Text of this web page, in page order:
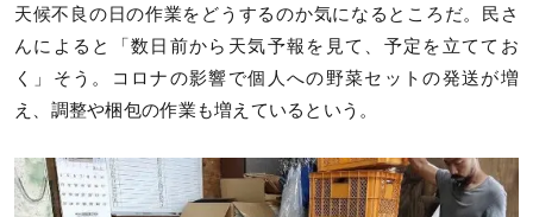
天候不良の日の作業をどうするのか気になるところだ。民さ
んによると「数日前から天気予報を見て、予定を立ててお
く」そう。コロナの影響で個人への野菜セットの発送が増
え、調整や梱包の作業も増えているという。